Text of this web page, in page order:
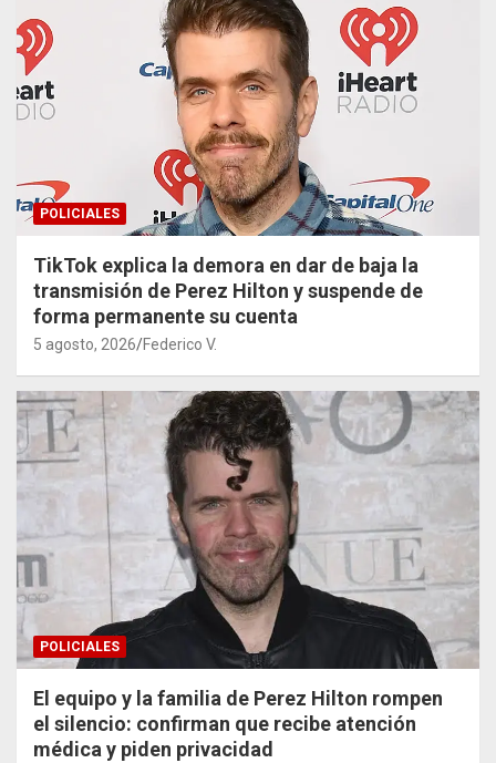
POLICIALES
TikTok explica la demora en dar de baja la
transmisión de Perez Hilton y suspende de
forma permanente su cuenta
5 agosto, 2026 Federico V.
POLICIALES
El equipo y la familia de Perez Hilton rompen
el silencio: confirman que recibe atención
médica y piden privacidad